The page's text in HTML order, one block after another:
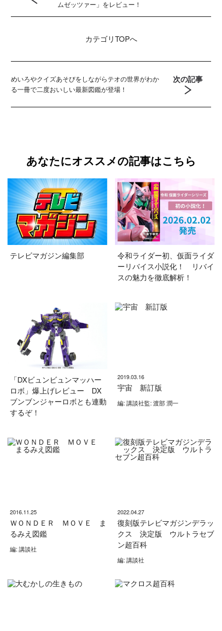
ムゼッツァー」をレビュー！
カテゴリTOPへ
めいろやクイズあそびをしながらテオの世界がわか
る一冊で二度おいしい最新図鑑が登場！
次の記事
あなたにオススメの記事はこちら
テレビマガジン編集部
令和ライダー初、仮面ライダ
ーリバイス小説化！ リバイ
スの魅力を徹底解析！
「DXビュンビュンマッハー
ロボ」爆上げレビュー DX
ブンブンジャーロボとも連動
するぞ！
2019.03.16
宇宙 新訂版
編: 講談社監: 渡部 潤一
2016.11.25
ＷＯＮＤＥＲ ＭＯＶＥ ま
るみえ図鑑
編: 講談社
2022.04.27
復刻版テレビマガジンデラッ
クス 決定版 ウルトラセブ
ン超百科
編: 講談社